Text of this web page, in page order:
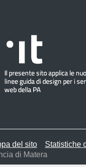
del sito Statistiche
di Matera